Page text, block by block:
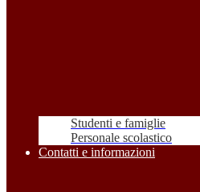
Studenti e famiglie
Personale scolastico
Contatti e informazioni